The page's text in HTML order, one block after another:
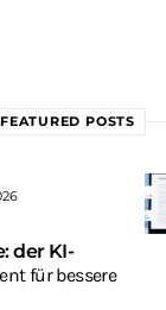
FEATURED POSTS
der KI-
für bessere